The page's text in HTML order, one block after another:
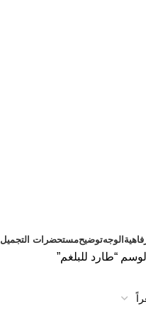
الوجهتوضيحمستحضرات التجميل
“طارد للبلغم”